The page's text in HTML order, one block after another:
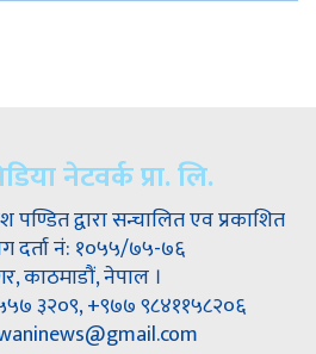
नेटवर्क प्रा. लि.
द्वारा सन्चालित एव प्रकाशित
दर्ता नं: १०५५/७५-७६
काठमाडौं, नेपाल ।
३२०९, +९७७ ९८४११५८२०६